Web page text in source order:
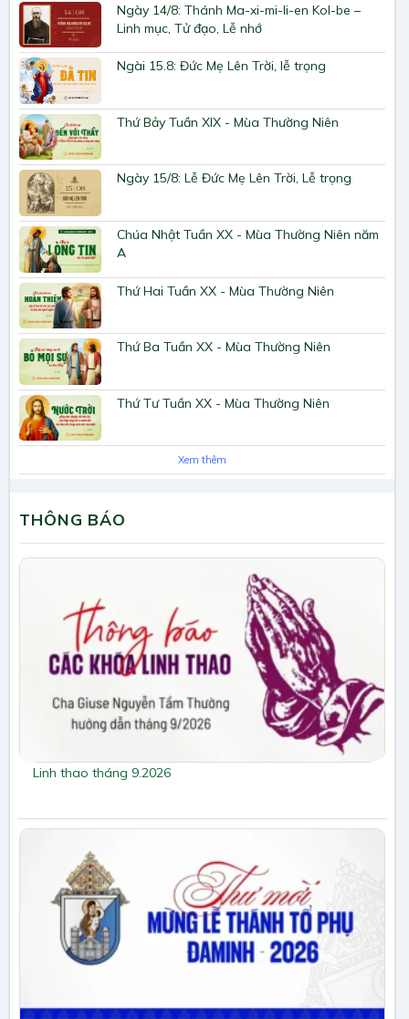
Ngày 14/8: Thánh Ma-xi-mi-li-en Kol-be –
Linh mục, Tử đạo, Lễ nhớ
Ngài 15.8: Đức Mẹ Lên Trời, lễ trọng
Thứ Bảy Tuần XIX - Mùa Thường Niên
Ngày 15/8: Lễ Đức Mẹ Lên Trời, Lễ trọng
Chúa Nhật Tuần XX - Mùa Thường Niên năm
A
Thứ Hai Tuần XX - Mùa Thường Niên
Thứ Ba Tuần XX - Mùa Thường Niên
Thứ Tư Tuần XX - Mùa Thường Niên
Xem thêm
THÔNG BÁO
Linh thao tháng 9.2026